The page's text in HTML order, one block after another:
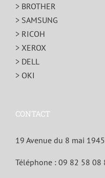
> BROTHER
> SAMSUNG
> RICOH
> XEROX
> DELL
> OKI
CONTACT
19 Avenue du 8 mai
Téléphone : 09 82 58 08